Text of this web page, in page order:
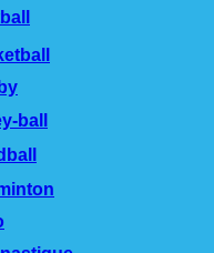
ball